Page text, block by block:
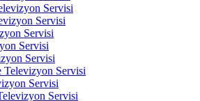
Servisi
Servisi
Servisi
Servisi
Servisi
Televizyon Servisi
Servisi
Servisi